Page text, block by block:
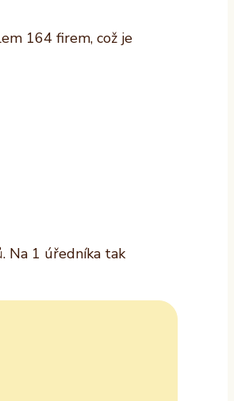
164 firem, což je
Na 1 úředníka tak